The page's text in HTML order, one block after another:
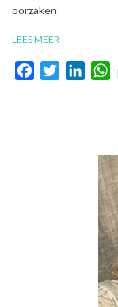
oorzaken
LEES MEER
FacebookTwitter